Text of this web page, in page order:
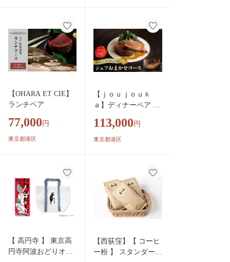
【OHARA ET CIE】
ランチペア
77,000 円
東京都港区
【ｊｏｕｊｏｕｋ
ａ】ディナーペア │
アチケット フレンチ
レストラン ディナー
113,000 円
東京都港区
【 高円寺 】 東京高
円寺阿波おどりオフ
【西荻窪】【 コーヒ
ー粉 】 スタンダード